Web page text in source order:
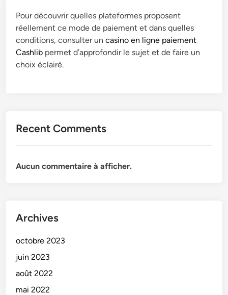
Pour découvrir quelles plateformes proposent
réellement ce mode de paiement et dans quelles
conditions, consulter uncasino en ligne paiement
Cashlib permet d’approfondir le sujet et de faire un
choix éclairé.
Recent Comments
Aucun commentaire à afficher.
Archives
octobre 2023
juin 2023
août 2022
mai 2022